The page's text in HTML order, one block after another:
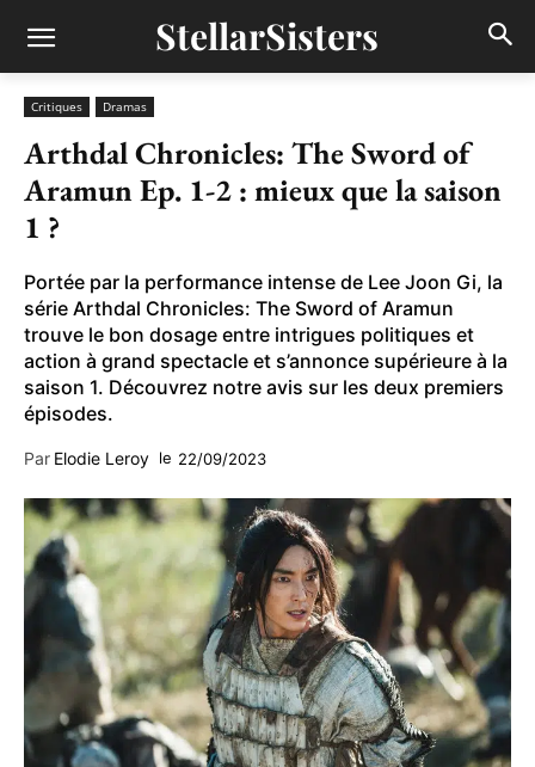
StellarSisters
Critiques Dramas
Arthdal Chronicles: The Sword of
Aramun Ep. 1-2 : mieux que la saison
1 ?
Portée par la performance intense de Lee Joon Gi, la
série Arthdal Chronicles: The Sword of Aramun
trouve le bon dosage entre intrigues politiques et
action à grand spectacle et s’annonce supérieure à la
saison 1. Découvrez notre avis sur les deux premiers
épisodes.
Par Elodie Leroy le 22/09/2023